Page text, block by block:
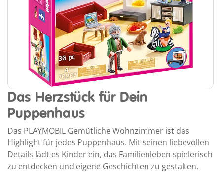
Das Herzstück für Dein
Puppenhaus
Das PLAYMOBIL Gemütliche Wohnzimmer ist das
Highlight für jedes Puppenhaus. Mit seinen liebevollen
Details lädt es Kinder ein, das Familienleben spielerisch
zu entdecken und eigene Geschichten zu gestalten.